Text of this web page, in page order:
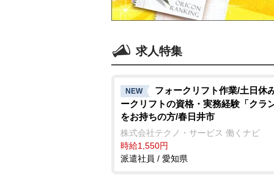
求人特集
NEW
フォークリフト作業/土日休
ークリフトの資格・実務経験「クラ
をお持ちの方/春日井市
株式会社テクノ・サービス 働くナビ
時給1,550円
派遣社員 / 愛知県